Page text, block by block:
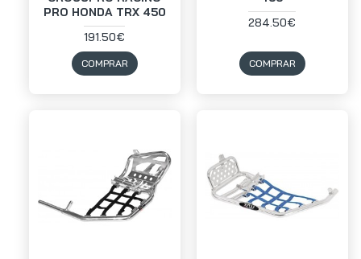
PRO HONDA TRX 450
191.50€
COMPRAR
284.50€
COMPRAR